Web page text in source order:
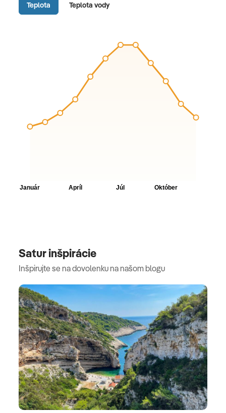
Teplota Teplota vody
Satur inšpirácie
Inšpirujte se na dovolenku na našom blogu